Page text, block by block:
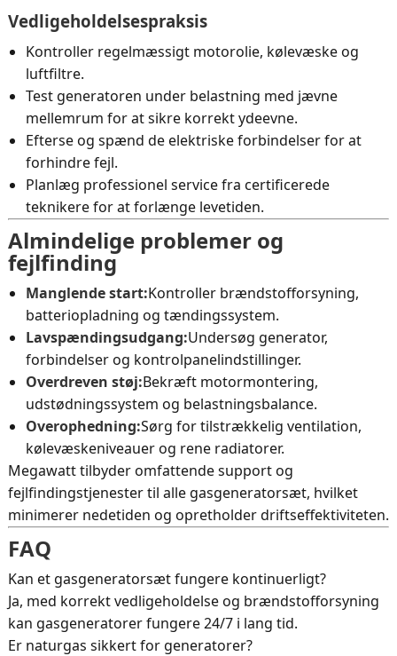
Vedligeholdelsespraksis
Kontroller regelmæssigt motorolie, kølevæske og
luftfiltre.
Test generatoren under belastning med jævne
mellemrum for at sikre korrekt ydeevne.
Efterse og spænd de elektriske forbindelser for at
forhindre fejl.
Planlæg professionel service fra certificerede
teknikere for at forlænge levetiden.
Almindelige problemer og
fejlfinding
Manglende start:Kontroller brændstofforsyning,
batteriopladning og tændingssystem.
Lavspændingsudgang:Undersøg generator,
forbindelser og kontrolpanelindstillinger.
Overdreven støj:Bekræft motormontering,
udstødningssystem og belastningsbalance.
Overophedning:Sørg for tilstrækkelig ventilation,
kølevæskeniveauer og rene radiatorer.
Megawatt tilbyder omfattende support og
fejlfindingstjenester til alle gasgeneratorsæt, hvilket
minimerer nedetiden og opretholder driftseffektiviteten.
FAQ
Kan et gasgeneratorsæt fungere kontinuerligt?
Ja, med korrekt vedligeholdelse og brændstofforsyning
kan gasgeneratorer fungere 24/7 i lang tid.
Er naturgas sikkert for generatorer?